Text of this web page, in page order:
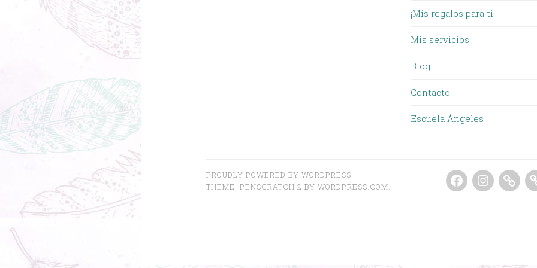
¡Mis regalos para ti!
Mis servicios
Blog
Contacto
Escuela Ángeles
Facebook
PROUDLY POWERED BY WORDPRESS
THEME: PENSCRATCH 2 BY WORDPRESS.COM.